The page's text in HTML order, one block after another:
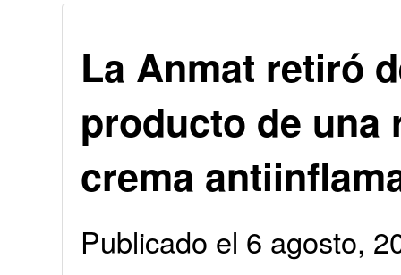
La Anmat retiró
producto de una
crema
Publicado el 6 agosto,